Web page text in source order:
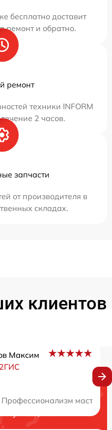
бесплатно доставит
ремонт и обратно.
ремонт
техники INFORM
2 часов.
запчасти
от производителя в
складах.
клиентов
Максим
2ГИС